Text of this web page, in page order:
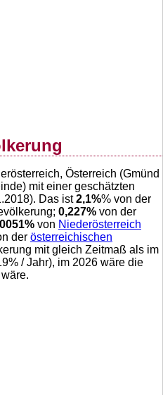
Österreich (Gmünd
mit einer geschätzten
Das ist2,1%% von der
0,227% von der
% von Niederösterreich
der österreichischen
mit gleich Zeitmaß als im
% / Jahr), im 2026 wäre die
wäre.